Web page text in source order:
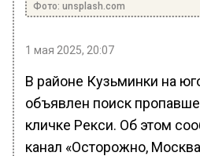
Фото: unsplash.com
1 мая 2025, 20:07
В районе Кузьминки на
объявлен поиск
кличке Рекси. Об этом
канал «Осторожно,